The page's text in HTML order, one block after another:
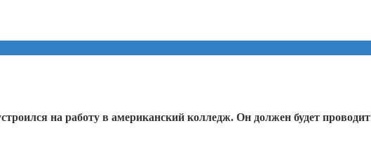
на работу в американский колледж. Он должен будет